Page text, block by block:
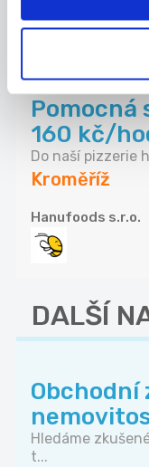
Pomocná
160 kč/
Do naší pizzerie
Kroměříž
Hanufoods s.r.o.
DALŠÍ
Obchodní
Hledáme
t...